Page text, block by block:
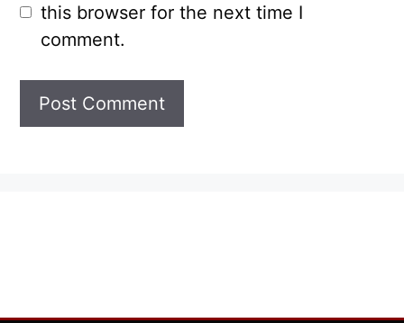
this browser for the next time I
comment.